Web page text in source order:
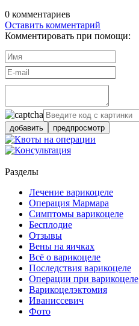
0 комментариев
Оставить комментарий
Комментировать при помощи:
добавить предпросмотр
Разделы
Лечение варикоцеле
Операция Мармара
Симптомы варикоцеле
Бесплодие
Отзывы
Вены на яичках
Всё о варикоцеле
Последствия варикоцеле
Операции при варикоцеле
Варикоцелэктомия
Иваниссевич
Фото